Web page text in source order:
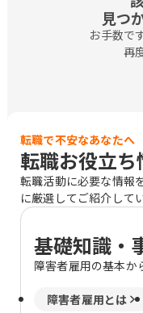
見つ
お手数で
再
転職で不安なあなたへ
転職お役立ち
転職活動に必要な情報
に厳選してご紹介して
基礎知識・
障害者雇用の基本か
障害者雇用とは